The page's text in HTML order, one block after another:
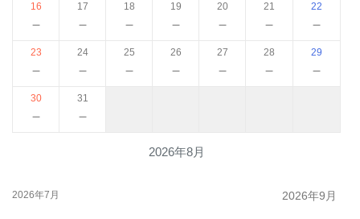
2026年8月
16
－
17
－
18
－
19
－
20
－
21
－
22
－
23
－
24
－
25
－
26
－
27
－
28
－
29
－
30
－
31
－
2026年7月 2026年9月